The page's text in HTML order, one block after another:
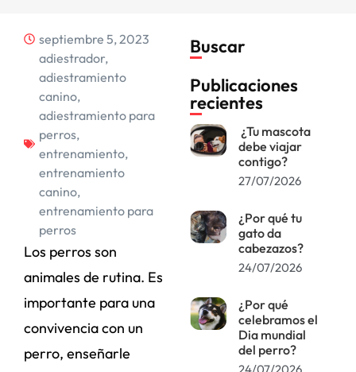
septiembre 5, 2023
adiestrador,
adiestramiento
canino,
adiestramiento para
perros,
entrenamiento,
entrenamiento
canino,
entrenamiento para
perros
Los perros son
animales de rutina. Es
importante para una
convivencia con un
perro, enseñarle
Buscar
Publicaciones
recientes
¿Tu mascota
debe viajar
contigo?
27/07/2026
¿Por qué tu
gato da
cabezazos?
24/07/2026
¿Por qué
celebramos el
Dia mundial
del perro?